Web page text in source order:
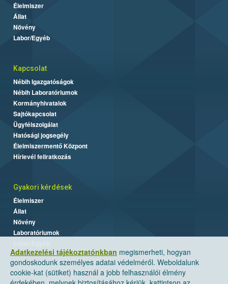
Adatkezelési tájékoztatónkban megismerheti, hogyan
gondoskodunk személyes adatai védelméről. Weboldalunk
cookie-kat (sütiket) használ a jobb felhasználói élmény
Élelmiszer
Állat
Növény
Labor/Egyéb
Kapcsolat
Nébih Igazgatóságok
Nébih Laboratóriumok
Kormányhivatalok
Sajtókapcsolat
Ügyfélszolgálat
Hatósági jogsegély
Élelmiszermentő Központ
Hírlevél feliratkozás
Gyakori kérdések
Élelmiszer
Állat
Növény
Laboratóriumok